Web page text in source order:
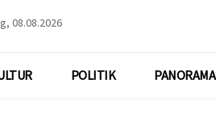
08.08.2026
POLITIK PANORAMA